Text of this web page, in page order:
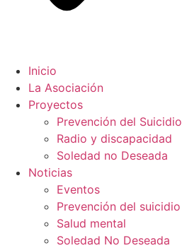
Inicio
La Asociación
Proyectos
Prevención del Suicidio
Radio y discapacidad
Soledad no Deseada
Noticias
Eventos
Prevención del suicidio
Salud mental
Soledad No Deseada